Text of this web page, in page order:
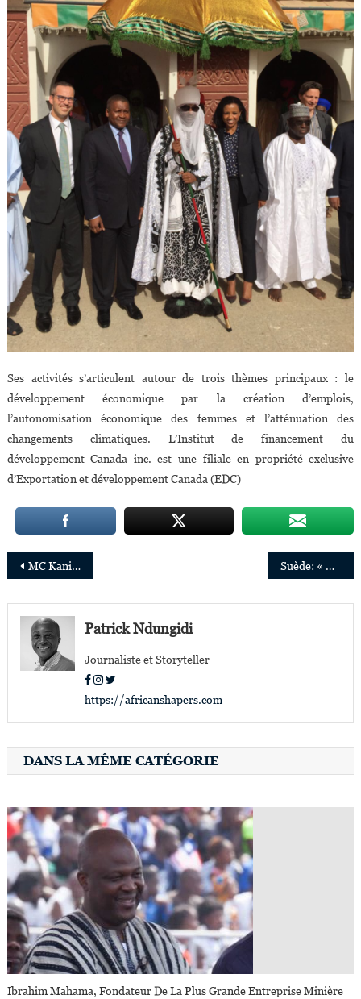
Ses activités s’articulent autour de trois thèmes principaux : le
développement économique par la création d’emplois,
l’autonomisation économique des femmes et l’atténuation des
changements climatiques. L’Institut de financement du
développement Canada inc. est une filiale en propriété exclusive
d’Exportation et développement Canada (EDC)
Navigation
de
l’article
MC Kaninda : « l’application du processus de Kimberley permettra à la RCA d’exporter à nouveau du diamant » Suède: « Green Nettle Textile » lauréate du « Global change award » de H&M
Patrick Ndungidi
Journaliste et Storyteller
https://africanshapers.com
DANS LA MÊME CATÉGORIE
Ibrahim Mahama, Fondateur De La Plus Grande Entreprise Minière